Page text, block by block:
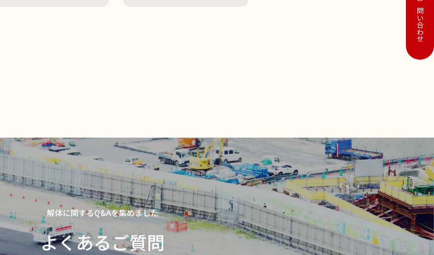
お問い合わせ
解体に関するQ&Aを集めました
よくあるご質問